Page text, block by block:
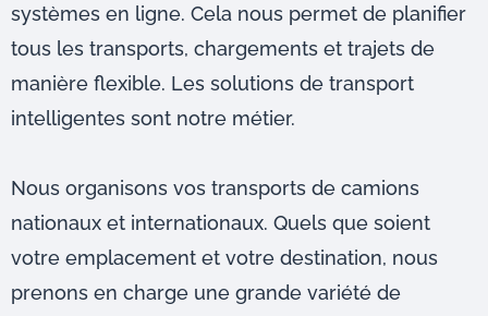
systèmes en ligne. Cela nous permet de planifier
tous les transports, chargements et trajets de
manière flexible. Les solutions de transport
intelligentes sont notre métier.
Nous organisons vos transports de camions
nationaux et internationaux. Quels que soient
votre emplacement et votre destination, nous
prenons en charge une grande variété de